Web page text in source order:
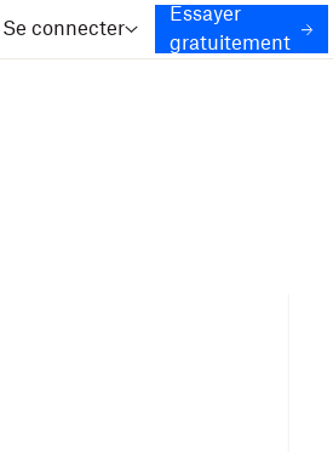
Se connecter
Essayer
gratuitement